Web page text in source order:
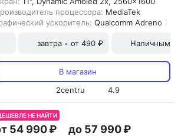
процессора: MediaTek
ускоритель: Qualcomm Adreno 735
завтра • от 490 ₽ Наличными
В магазин
2centru
4.9
НЕ НАЙТИ
54 990 ₽ до 57 990 ₽